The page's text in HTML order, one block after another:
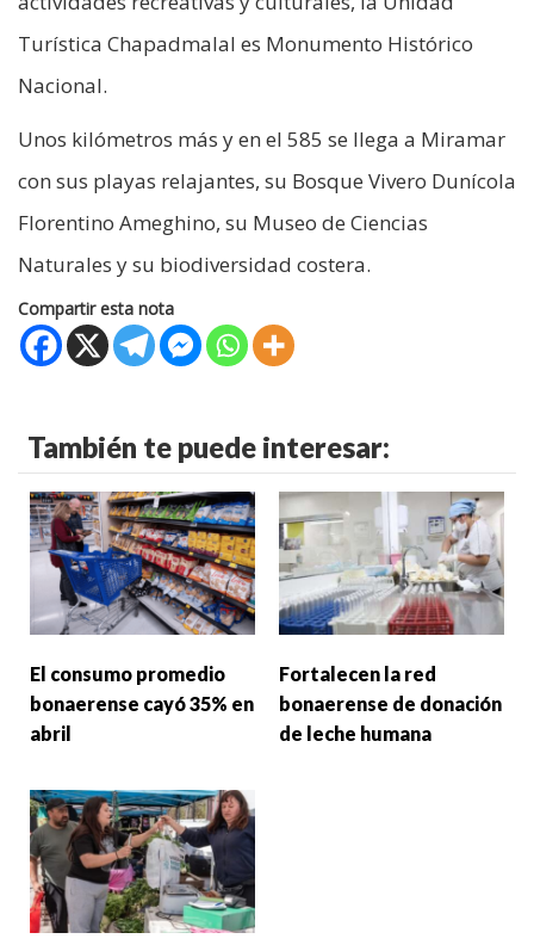
Turística Chapadmalal es Monumento Histórico
Nacional.
Unos kilómetros más y en el 585 se llega a Miramar
con sus playas relajantes, su Bosque Vivero Dunícola
Florentino Ameghino, su Museo de Ciencias
Naturales y su biodiversidad costera.
Compartir esta nota
También te puede interesar:
El consumo promedio
bonaerense cayó 35% en
abril
Fortalecen la red
bonaerense de donación
de leche humana